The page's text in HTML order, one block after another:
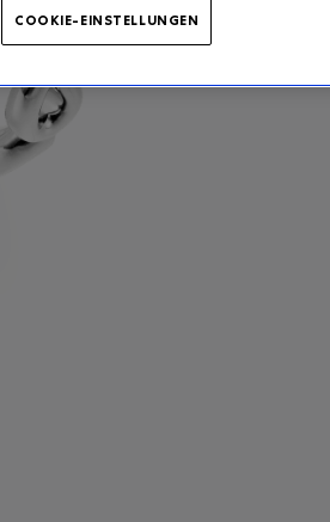
COOKIE-EINSTELLUNGEN